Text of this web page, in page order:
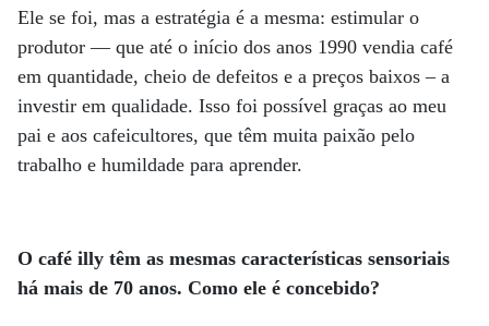
Ele se foi, mas a estratégia é a mesma: estimular o
produtor — que até o início dos anos 1990 vendia café
em quantidade, cheio de defeitos e a preços baixos – a
investir em qualidade. Isso foi possível graças ao meu
pai e aos cafeicultores, que têm muita paixão pelo
trabalho e humildade para aprender.
O café illy têm as mesmas características sensoriais
há mais de 70 anos. Como ele é concebido?